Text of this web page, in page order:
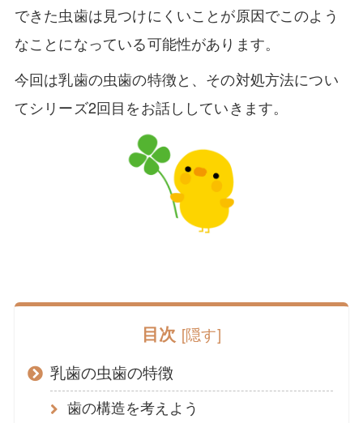
できた虫歯は見つけにくいことが原因でこのよう
なことになっている可能性があります。
今回は乳歯の虫歯の特徴と、その対処方法につい
てシリーズ2回目をお話ししていきます。
目次 [隠す]
乳歯の虫歯の特徴
歯の構造を考えよう